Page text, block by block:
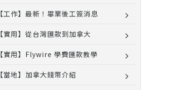
【工作】最新！畢業後工簽消息
【實用】從台灣匯款到加拿大
【實用】Flywire 學費匯款教學
【當地】加拿大錢幣介紹